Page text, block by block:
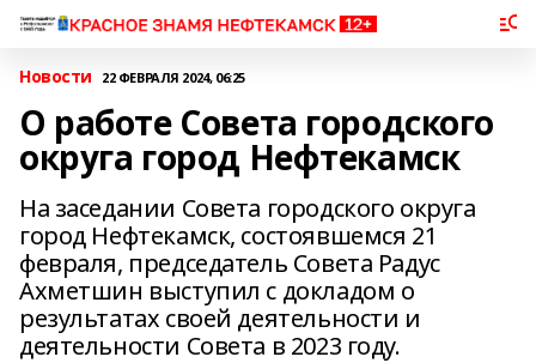
Новости 22 ФЕВРАЛЯ 2024, 06:25
О работе Совета городского
округа город Нефтекамск
На заседании Совета городского округа
город Нефтекамск, состоявшемся 21
февраля, председатель Совета Радус
Ахметшин выступил с докладом о
результатах своей деятельности и
деятельности Совета в 2023 году.